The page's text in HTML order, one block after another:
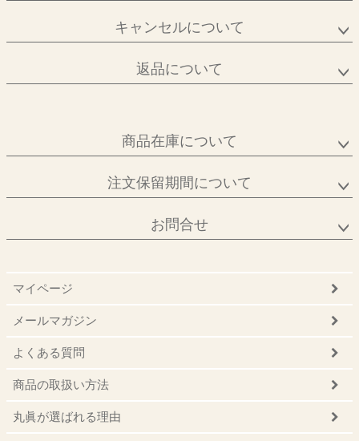
キャンセルについて
返品について
商品在庫について
注文保留期間について
お問合せ
マイページ
メールマガジン
よくある質問
商品の取扱い方法
丸眞が選ばれる理由